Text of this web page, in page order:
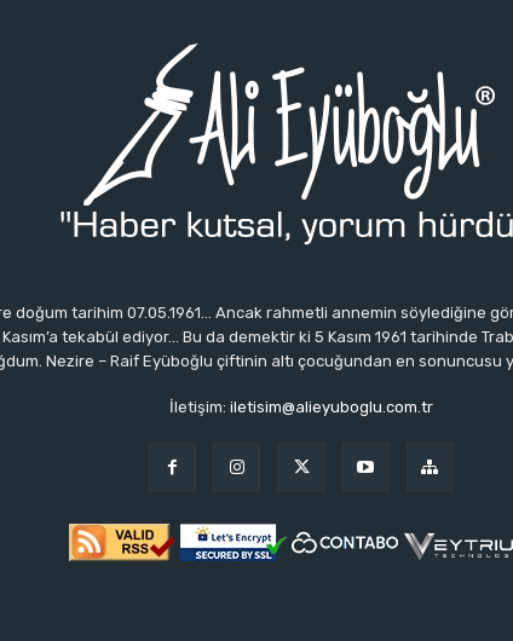
doğum tarihim 07.05.1961… Ancak rahmetli annemin söylediğine
tekabül ediyor… Bu da demektir ki 5 Kasım 1961 tarihinde
Nezire – Raif Eyüboğlu çiftinin altı çocuğundan en sonuncusu
İletişim: iletisim@alieyuboglu.com.tr